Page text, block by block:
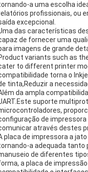
a uma escolha
profissionais, ou
excepcional.
das características
de fornecer uma
imagens de grande
variants such as
to different printer
torna o
tinta,Reduzir a
da ampla
suporte
de
através destes
placa de impressora a
a adequada tanto
de diferentes
a placa de